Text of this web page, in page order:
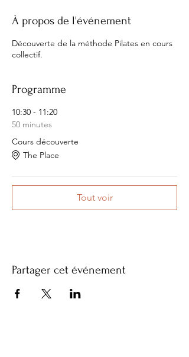
À propos de l'événement
Découverte de la méthode Pilates en cours
collectif.
Programme
10:30 - 11:20
50 minutes
Cours découverte
The Place
Tout voir
Partager cet événement